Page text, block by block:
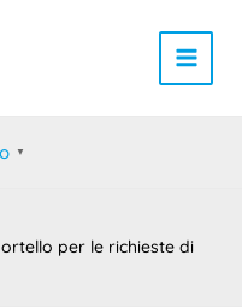
▼
per le richieste di